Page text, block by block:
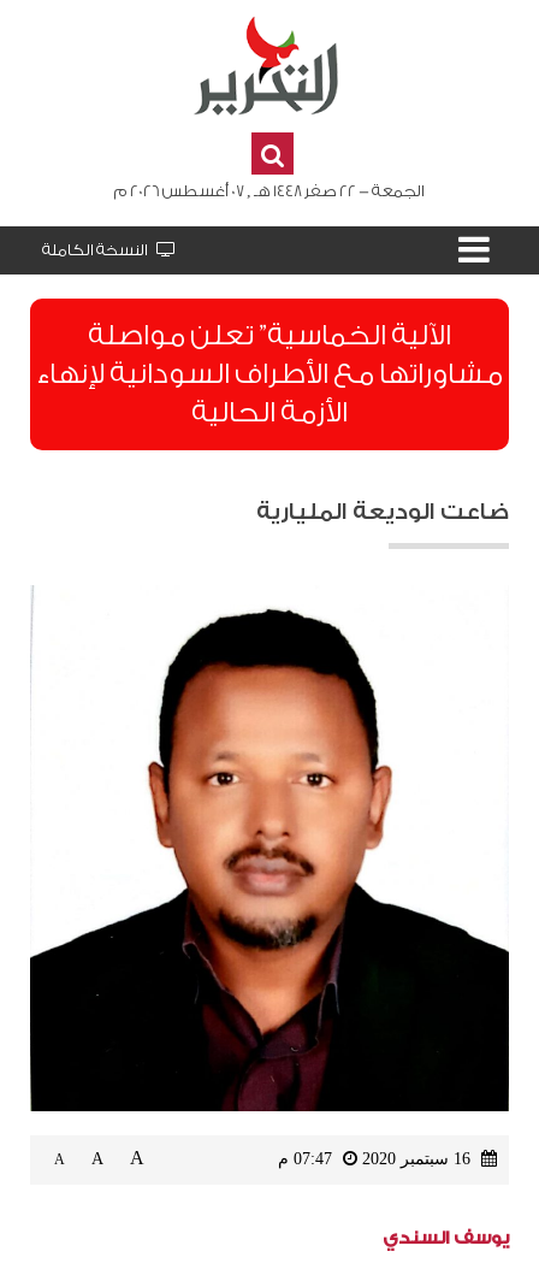
الجمعة - 22 صفر 1448 هـ , 07 أغسطس 2026 م
النسخة الكاملة
الآلية الخماسية” تعلن مواصلة
مشاوراتها مع الأطراف السودانية لإنهاء
الأزمة الحالية
ضاعت الوديعة المليارية
A
A
A
يوسف السندي